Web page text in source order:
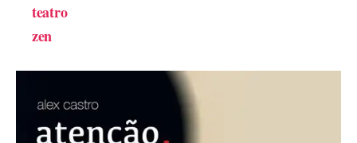
teatro
zen